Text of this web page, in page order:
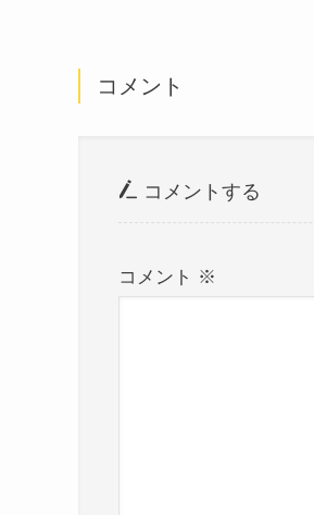
コメント
コメントする
コメント ※